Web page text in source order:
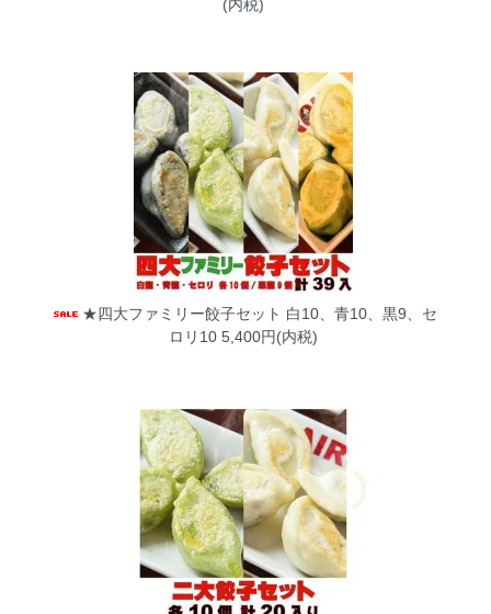
(内税)
★四大ファミリー餃子セット 白10、青10、黒9、セ
ロリ105,400円(内税)